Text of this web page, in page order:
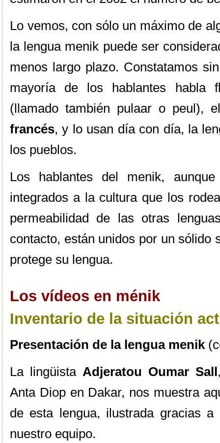
Lo vemos, con sólo un máximo de
la lengua menik puede ser
menos largo plazo. Constatamos
mayoría de los hablantes habla
(llamado también pulaar o peul),
francés, y lo usan día con día, la
los pueblos.
Los hablantes del menik,
integrados a la cultura que los
permeabilidad de las otras
contacto, están unidos por un sólido
protege su lengua.
Los vídeos en ménik
Inventario de la situación
Presentación de la lengua menik
La lingüista Adjeratou Oumar Sall
Anta Diop en Dakar, nos muestra
de esta lengua, ilustrada gracias
nuestro equipo.